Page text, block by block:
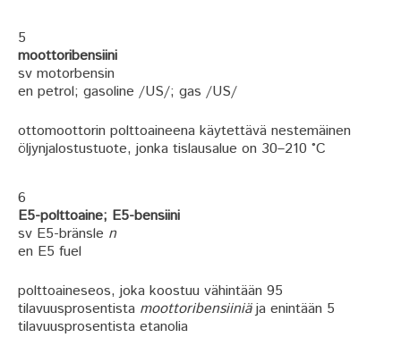
5
moottoribensiini
sv motorbensin
en petrol; gasoline /US/; gas /US/
ottomoottorin polttoaineena käytettävä nestemäinen
öljynjalostustuote, jonka tislausalue on 30–210 °C
6
E5-polttoaine; E5-bensiini
sv E5-bränsle n
en E5 fuel
polttoaineseos, joka koostuu vähintään 95
tilavuusprosentista moottoribensiiniäja enintään 5
tilavuusprosentista etanolia